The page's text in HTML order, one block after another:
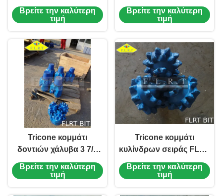
κυλίνδρων μετρητών
κομματιών ενισχυμένη
Βρείτε την καλύτερη
τιμή
κομμάτι τρυπανιών 9
7/8 FSA537G 02 μπλε
Βρείτε την καλύτερη
τιμή
Tricone κομμάτι
δοντιών χάλυβα 3 7/8
ίντσα - 36 ίντσα 90 κλ 12
1/4» FSG124 06
Βρείτε την καλύτερη
τιμή
Tricone κομμάτι
κυλίνδρων σειράς FLRT
FSG κομμάτι 12 1/4»
FSG124 311mm
Βρείτε την καλύτερη
τιμή